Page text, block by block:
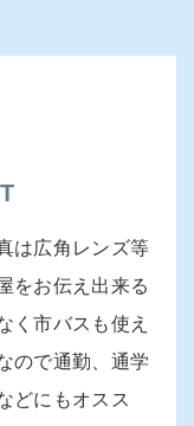
は広角レンズ等
をお伝え出来る
く市バスも使え
ので通勤、通学
どにもオスス